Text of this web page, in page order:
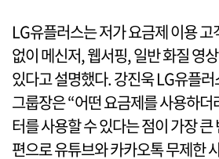
LG유플러스는 저가 요금제 이용
없이 메신저, 웹서핑, 일반 화질 영
있다고 설명했다. 강진욱 LG유플
그룹장은 “어떤 요금제를 사용하더
터를 사용할 수 있다는 점이 가장
편으로 유튜브와 카카오톡 무제한